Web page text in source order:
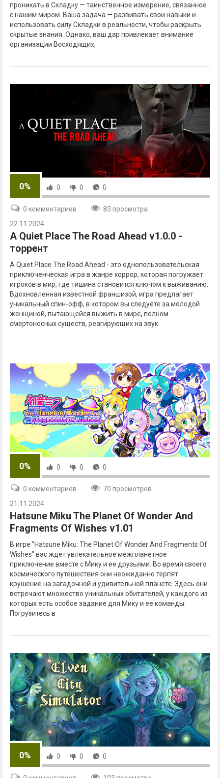
проникать в Складку — таинственное измерение, связанное
с нашим миром. Ваша задача — развивать свои навыки и
использовать силу Складки в реальности, чтобы раскрыть
скрытые знания. Однако, ваш дар привлекает внимание
организации Восходящих,
0% 0 0 0
0 комментариев
83 просмотра
22.11.2024
A Quiet Place The Road Ahead v1.0.0 -
торрент
A Quiet Place The Road Ahead - это однопользовательская
приключенческая игра в жанре хоррор, которая погружает
игроков в мир, где тишина становится ключом к выживанию.
Вдохновленная известной франшизой, игра предлагает
уникальный спин-офф, в котором вы следуете за молодой
женщиной, пытающейся выжить в мире, полном
смертоносных существ, реагирующих на звук.
0% 0 0 0
0 комментариев
70 просмотров
21.11.2024
Hatsune Miku The Planet Of Wonder And
Fragments Of Wishes v1.01
В игре "Hatsune Miku: The Planet Of Wonder And Fragments Of
Wishes" вас ждет увлекательное межпланетное
приключение вместе с Мику и ее друзьями. Во время своего
космического путешествия они неожиданно терпят
крушение на загадочной и удивительной планете. Здесь они
встречают множество уникальных обитателей, у каждого из
которых есть особое задание для Мику и ее команды.
Погрузитесь в
0% 0 0 0